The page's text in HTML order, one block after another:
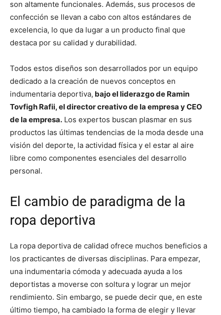
son altamente funcionales. Además, sus procesos de
confección se llevan a cabo con altos estándares de
excelencia, lo que da lugar a un producto final que
destaca por su calidad y durabilidad.
Todos estos diseños son desarrollados por un equipo
dedicado a la creación de nuevos conceptos en
indumentaria deportiva, bajo el liderazgo de Ramin
Tovfigh Rafii, el director creativo de la empresa y CEO
de la empresa. Los expertos buscan plasmar en sus
productos las últimas tendencias de la moda desde una
visión del deporte, la actividad física y el estar al aire
libre como componentes esenciales del desarrollo
personal.
El cambio de paradigma de la
ropa deportiva
La ropa deportiva de calidad ofrece muchos beneficios a
los practicantes de diversas disciplinas. Para empezar,
una indumentaria cómoda y adecuada ayuda a los
deportistas a moverse con soltura y lograr un mejor
rendimiento. Sin embargo, se puede decir que, en este
último tiempo, ha cambiado la forma de elegir y llevar